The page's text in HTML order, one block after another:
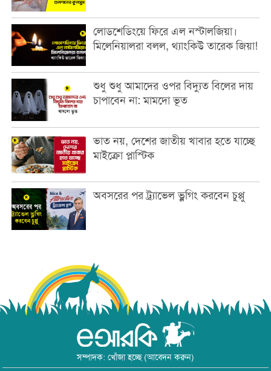
লোডশেডিংয়ে ফিরে এল নস্টালজিয়া।
মিলেনিয়ালরা বলল, থ্যাংকিউ তারেক জিয়া!
শুধু শুধু আমাদের ওপর বিদ্যুত বিলের দায়
চাপাবেন না: মামদো ভূত
ভাত নয়, দেশের জাতীয় খাবার হতে যাচ্ছে
মাইক্রো প্লাস্টিক
অবসরের পর ট্র্যাভেল ভ্লগিং করবেন চুপ্পু
সম্পাদক: খোঁজা হচ্ছে (আবেদন করুন)